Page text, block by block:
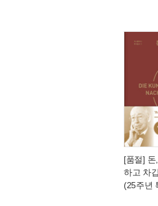
[품절]
하고 차
(25주년